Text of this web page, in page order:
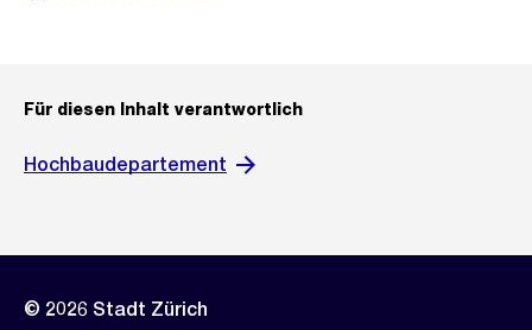
Für diesen Inhalt verantwortlich
Hochbaudepartement
© 2026 Stadt Zürich